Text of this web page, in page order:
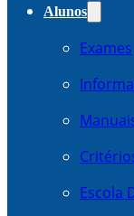
Alunos
Exames
Escola